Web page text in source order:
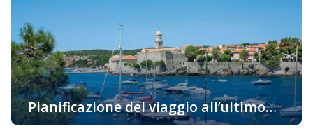
soleggiata, la cosiddetta isola d’Oro è una delle
destinazioni attraenti per i turisti grazie alla sua ricca e
variegata offerta […]
Pianificazione del viaggio all’ultimo
momento – l’isola di Krk